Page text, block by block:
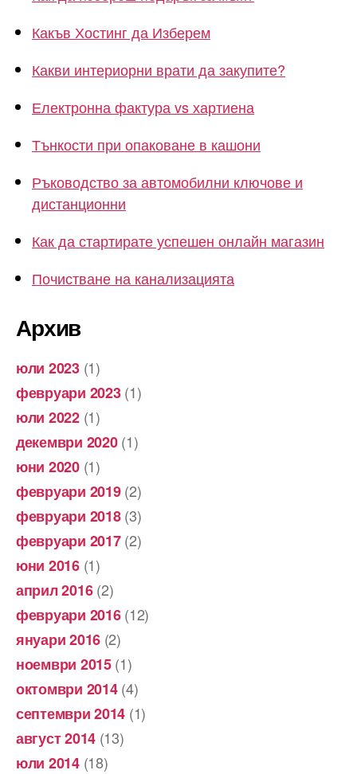
Какъв Хостинг да Изберем
Какви интериорни врати да закупите?
Електронна фактура vs хартиена
Тънкости при опаковане в кашони
Ръководство за автомобилни ключове и
дистанционни
Как да стартирате успешен онлайн магазин
Почистване на канализацията
Архив
юли 2023(1)
февруари 2023(1)
юли 2022(1)
декември 2020(1)
юни 2020(1)
февруари 2019(2)
февруари 2018(3)
февруари 2017(2)
юни 2016(1)
април 2016(2)
февруари 2016(12)
януари 2016 (2)
ноември 2015(1)
октомври 2014(4)
септември 2014 (1)
август 2014 (13)
юли 2014(18)